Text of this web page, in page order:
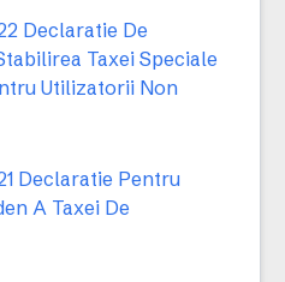
Declaratie De
Taxei Speciale
Utilizatorii Non
Declaratie Pentru
A Taxei De